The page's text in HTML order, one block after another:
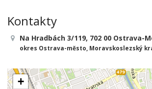
Kontakty
Na Hradbách 3/119, 702 00 Ostrava-
okres Ostrava-město, Moravskoslezský
+